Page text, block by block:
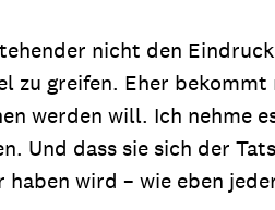
nicht den
greifen. Eher
werden will. Ich nehme
Und dass sie sich der
wird – wie eben